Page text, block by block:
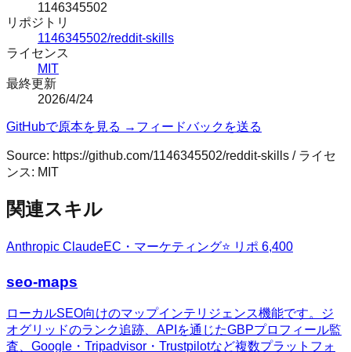
1146345502
リポジトリ
1146345502/reddit-skills
ライセンス
MIT
最終更新
2026/4/24
GitHubで原本を見る → フィードバックを送る
Source: https://github.com/1146345502/reddit-skills / ライセ
ンス: MIT
関連スキル
Anthropic ClaudeEC・マーケティング⭐ リポ 6,400
seo-maps
ローカルSEO向けのマップインテリジェンス機能です。ジ
オグリッドのランク追跡、APIを通じたGBPプロフィール監
査、Google・Tripadvisor・Trustpilotなど複数プラットフォ